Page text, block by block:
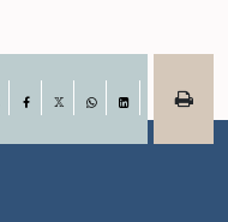
Facebook
LinkedIn